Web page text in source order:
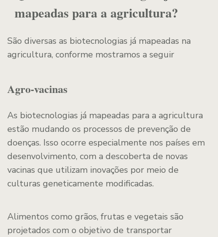
mapeadas para a agricultura?
São diversas as biotecnologias já mapeadas na
agricultura, conforme mostramos a seguir
Agro-vacinas
As biotecnologias já mapeadas para a agricultura
estão mudando os processos de prevenção de
doenças. Isso ocorre especialmente nos países em
desenvolvimento, com a descoberta de novas
vacinas que utilizam inovações por meio de
culturas geneticamente modificadas.
Alimentos como grãos, frutas e vegetais são
projetados com o objetivo de transportar